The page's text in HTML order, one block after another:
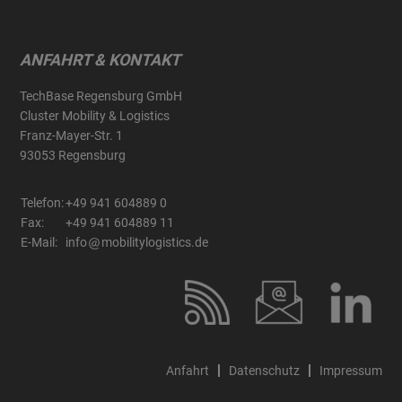
ANFAHRT & KONTAKT
TechBase Regensburg GmbH
Cluster Mobility & Logistics
Franz-Mayer-Str. 1
93053 Regensburg
Telefon:
Fax:
E-Mail:
+49 941 604889 0
+49 941 604889 11
info
mobilitylogistics.de
Anfahrt Datenschutz Impressum